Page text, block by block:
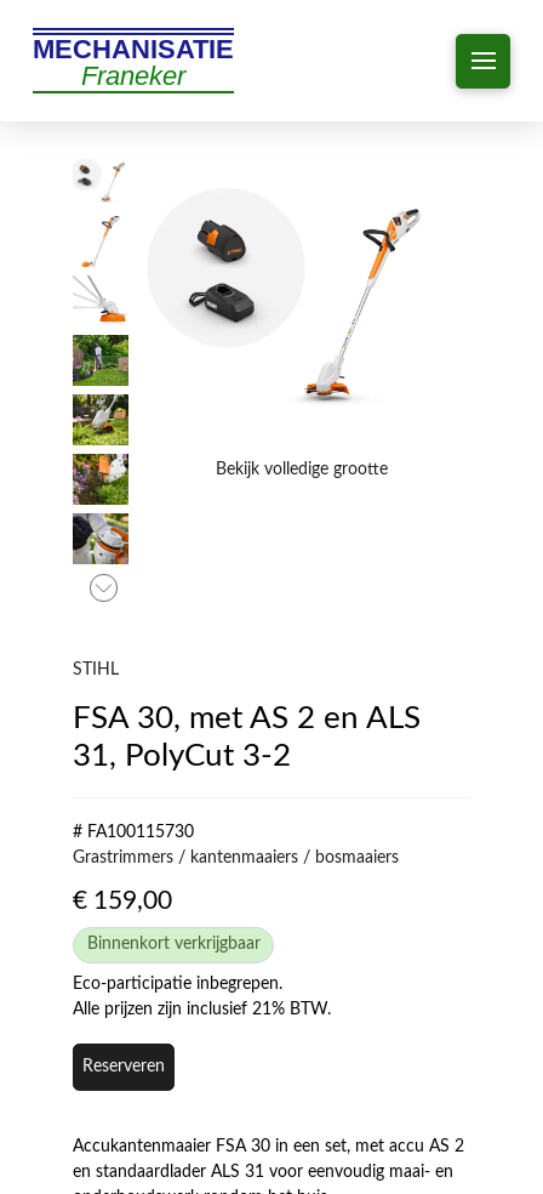
MECHANISATIE
Franeker
Bekijk volledige grootte
STIHL
FSA 30, met AS 2 en ALS
31, PolyCut 3-2
# FA100115730
Grastrimmers / kantenmaaiers / bosmaaiers
€ 159,00
Binnenkort verkrijgbaar
Eco-participatie inbegrepen.
Alle prijzen zijn inclusief 21% BTW.
Reserveren
Accukantenmaaier FSA 30 in een set, met accu AS 2
en standaardlader ALS 31 voor eenvoudig maai- en